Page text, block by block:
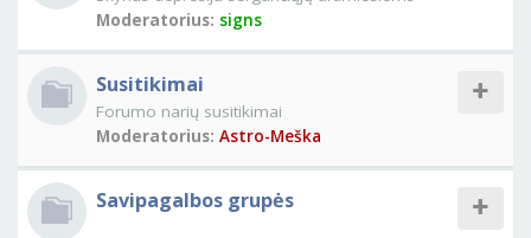
Moderatorius: signs
Susitikimai
Forumo narių susitikimai
Moderatorius: Astro-Meška
Savipagalbos grupės